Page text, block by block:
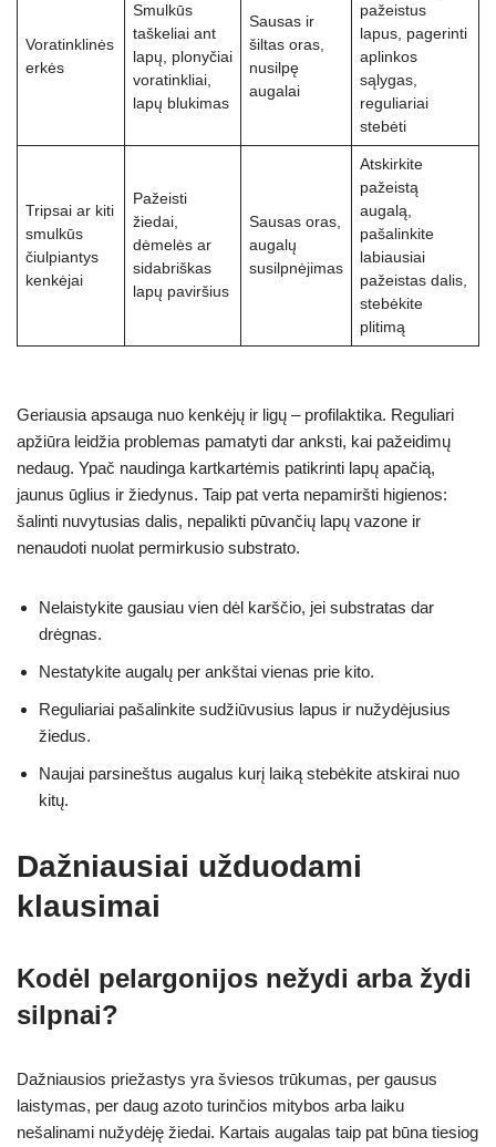
Voratinklinės
erkės
Smulkūs
taškeliai ant
lapų, plonyčiai
voratinkliai,
lapų blukimas
Sausas ir
šiltas oras,
nusilpę
augalai
pažeistus
lapus, pagerinti
aplinkos
sąlygas,
reguliariai
stebėti
Tripsai ar kiti
smulkūs
čiulpiantys
kenkėjai
Pažeisti
žiedai,
dėmelės ar
sidabriškas
lapų paviršius
Sausas oras,
augalų
susilpnėjimas
Atskirkite
pažeistą
augalą,
pašalinkite
labiausiai
pažeistas dalis,
stebėkite
plitimą
Geriausia apsauga nuo kenkėjų ir ligų – profilaktika. Reguliari
apžiūra leidžia problemas pamatyti dar anksti, kai pažeidimų
nedaug. Ypač naudinga kartkartėmis patikrinti lapų apačią,
jaunus ūglius ir žiedynus. Taip pat verta nepamiršti higienos:
šalinti nuvytusias dalis, nepalikti pūvančių lapų vazone ir
nenaudoti nuolat permirkusio substrato.
Nelaistykite gausiau vien dėl karščio, jei substratas dar
drėgnas.
Nestatykite augalų per ankštai vienas prie kito.
Reguliariai pašalinkite sudžiūvusius lapus ir nužydėjusius
žiedus.
Naujai parsineštus augalus kurį laiką stebėkite atskirai nuo
kitų.
Dažniausiai užduodami
klausimai
Kodėl pelargonijos nežydi arba žydi
silpnai?
Dažniausios priežastys yra šviesos trūkumas, per gausus
laistymas, per daug azoto turinčios mitybos arba laiku
nešalinami nužydėję žiedai. Kartais augalas taip pat būna tiesiog